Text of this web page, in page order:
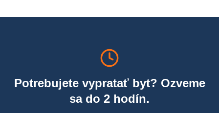
Potrebujete vypratať byt? Ozveme
sa do 2 hodín.